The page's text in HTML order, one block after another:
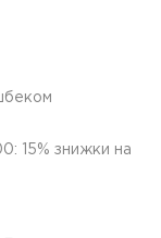
15% знижки на